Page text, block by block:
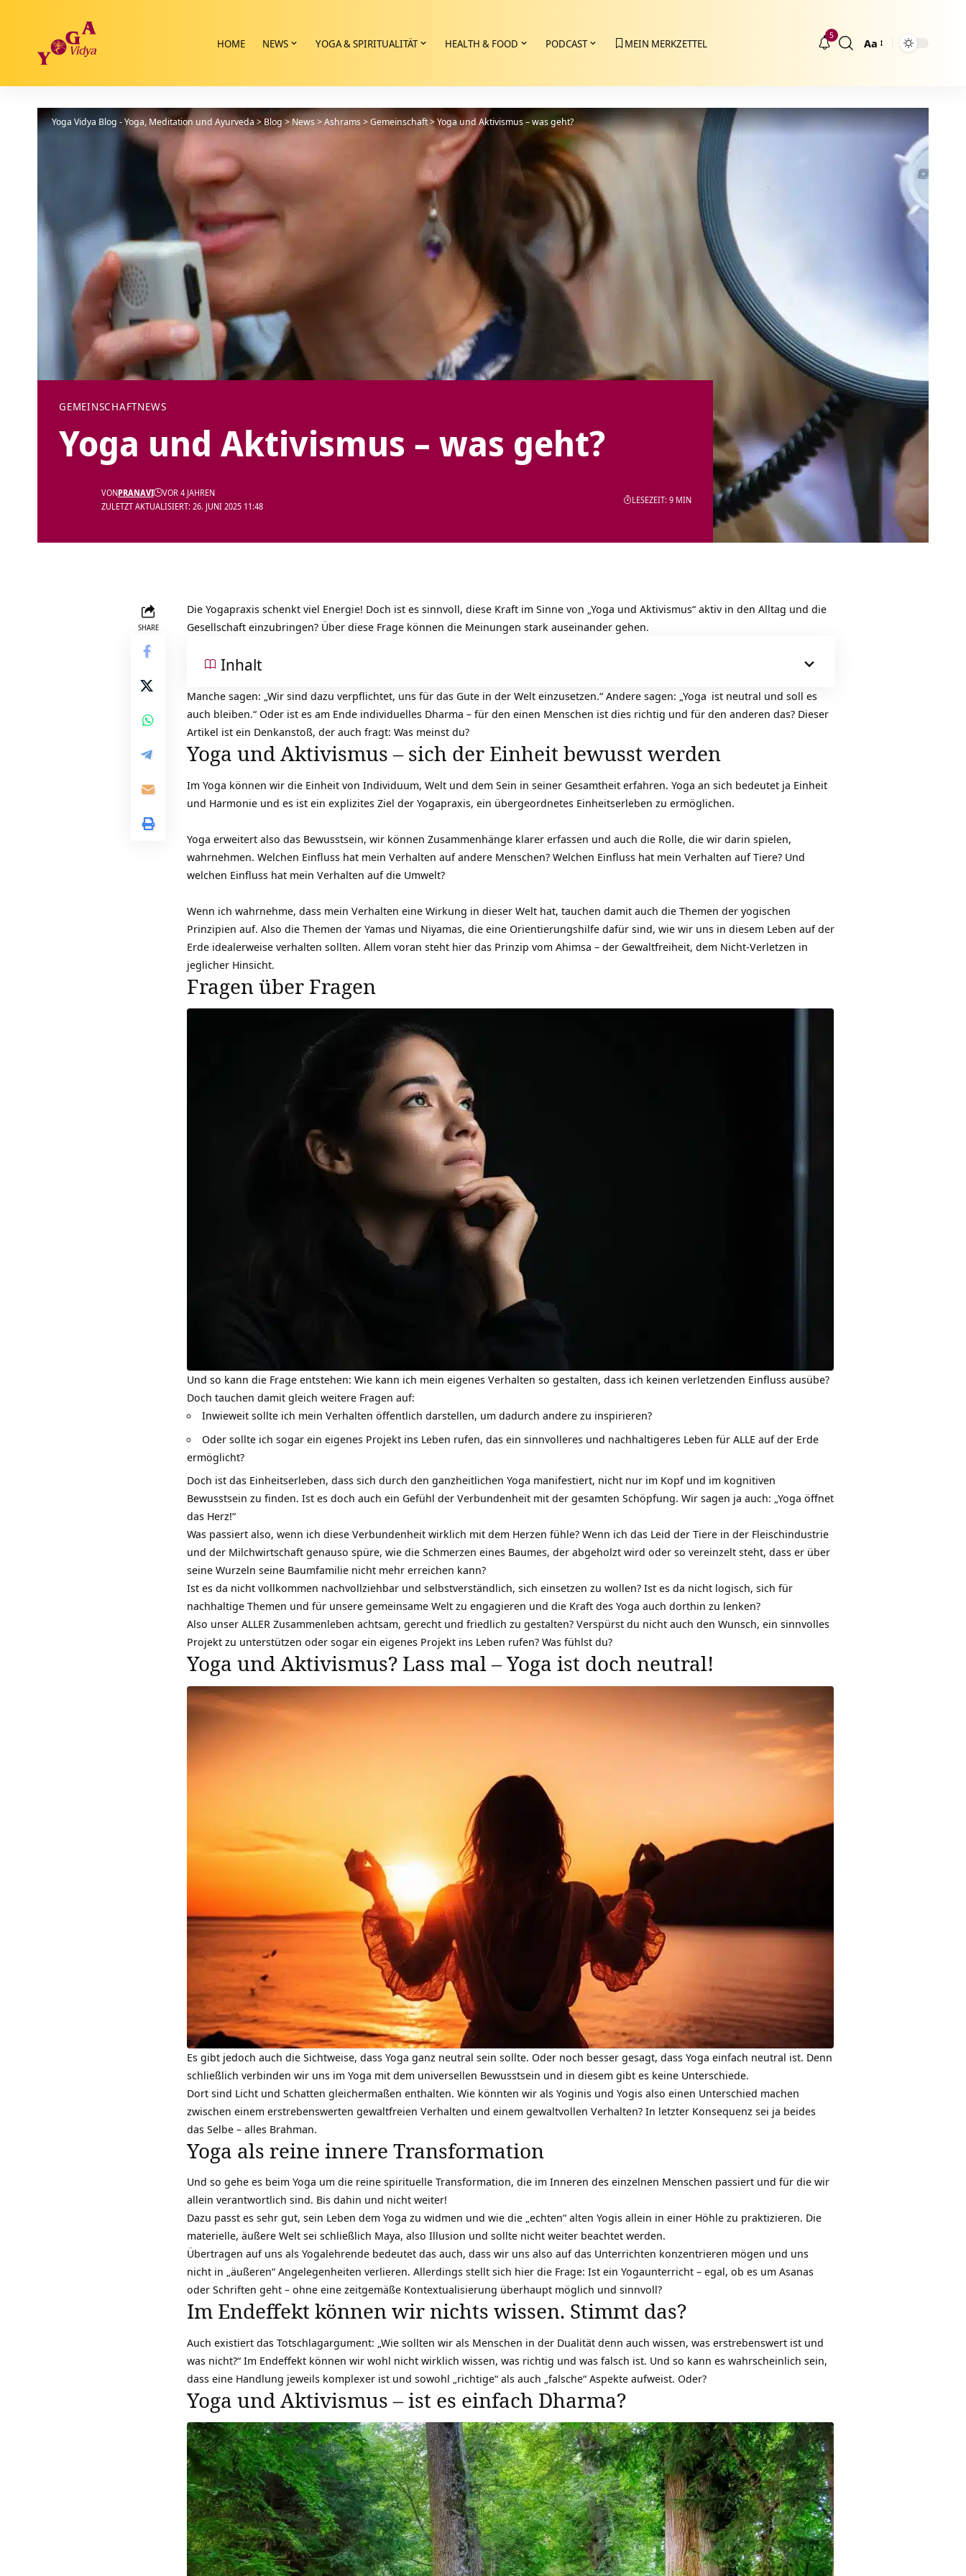
HOME NEWS YOGA & SPIRITUALITÄT HEALTH & FOOD PODCAST MEIN MERKZETTEL
5
Größenänderung
Aa
Yoga Vidya Blog - Yoga, Meditation und Ayurveda>Blog>News>Ashrams>Gemeinschaft>Yoga und Aktivismus – was geht?
GEMEINSCHAFTNEWS
Yoga und Aktivismus – was geht?
ZULETZT AKTUALISIERT: 26. JUNI 2025 11:48
VONPRANAVI VOR 4 JAHREN
LESEZEIT: 9 MIN
SHARE
Die Yogapraxis schenkt viel Energie! Doch ist es sinnvoll, diese Kraft im Sinne von „Yoga und Aktivismus“ aktiv in den Alltag und die
Gesellschaft einzubringen? Über diese Frage können die Meinungen stark auseinander gehen.
Inhalt
Manche sagen: „Wir sind dazu verpflichtet, uns für das Gute in der Welt einzusetzen.“ Andere sagen: „Yoga ist neutral und soll es
auch bleiben.“ Oder ist es am Ende individuelles Dharma – für den einen Menschen ist dies richtig und für den anderen das? Dieser
Artikel ist ein Denkanstoß, der auch fragt: Was meinst du?
Yoga und Aktivismus – sich der Einheit bewusst werden
Im Yoga können wir die Einheit von Individuum, Welt und dem Sein in seiner Gesamtheit erfahren. Yoga an sich bedeutet ja Einheit
und Harmonie und es ist ein explizites Ziel der Yogapraxis, ein übergeordnetes Einheitserleben zu ermöglichen.
Yoga erweitert also das Bewusstsein, wir können Zusammenhänge klarer erfassen und auch die Rolle, die wir darin spielen,
wahrnehmen. Welchen Einfluss hat mein Verhalten auf andere Menschen? Welchen Einfluss hat mein Verhalten auf Tiere? Und
welchen Einfluss hat mein Verhalten auf die Umwelt?
Wenn ich wahrnehme, dass mein Verhalten eine Wirkung in dieser Welt hat, tauchen damit auch die Themen der yogischen
Prinzipien auf. Also die Themen der Yamas und Niyamas, die eine Orientierungshilfe dafür sind, wie wir uns in diesem Leben auf der
Erde idealerweise verhalten sollten. Allem voran steht hier das Prinzip vom Ahimsa – der Gewaltfreiheit, dem Nicht-Verletzen in
jeglicher Hinsicht.
Fragen über Fragen
Und so kann die Frage entstehen: Wie kann ich mein eigenes Verhalten so gestalten, dass ich keinen verletzenden Einfluss ausübe?
Doch tauchen damit gleich weitere Fragen auf:
Inwieweit sollte ich mein Verhalten öffentlich darstellen, um dadurch andere zu inspirieren?
Oder sollte ich sogar ein eigenes Projekt ins Leben rufen, das ein sinnvolleres und nachhaltigeres Leben für ALLE auf der Erde
ermöglicht?
Doch ist das Einheitserleben, dass sich durch den ganzheitlichen Yoga manifestiert, nicht nur im Kopf und im kognitiven
Bewusstsein zu finden. Ist es doch auch ein Gefühl der Verbundenheit mit der gesamten Schöpfung. Wir sagen ja auch: „Yoga öffnet
das Herz!“
Was passiert also, wenn ich diese Verbundenheit wirklich mit dem Herzen fühle? Wenn ich das Leid der Tiere in der Fleischindustrie
und der Milchwirtschaft genauso spüre, wie die Schmerzen eines Baumes, der abgeholzt wird oder so vereinzelt steht, dass er über
seine Wurzeln seine Baumfamilie nicht mehr erreichen kann?
Ist es da nicht vollkommen nachvollziehbar und selbstverständlich, sich einsetzen zu wollen? Ist es da nicht logisch, sich für
nachhaltige Themen und für unsere gemeinsame Welt zu engagieren und die Kraft des Yoga auch dorthin zu lenken?
Also unser ALLER Zusammenleben achtsam, gerecht und friedlich zu gestalten? Verspürst du nicht auch den Wunsch, ein sinnvolles
Projekt zu unterstützen oder sogar ein eigenes Projekt ins Leben rufen? Was fühlst du?
Yoga und Aktivismus? Lass mal – Yoga ist doch neutral!
Es gibt jedoch auch die Sichtweise, dass Yoga ganz neutral sein sollte. Oder noch besser gesagt, dass Yoga einfach neutral ist. Denn
schließlich verbinden wir uns im Yoga mit dem universellen Bewusstsein und in diesem gibt es keine Unterschiede.
Dort sind Licht und Schatten gleichermaßen enthalten. Wie könnten wir als Yoginis und Yogis also einen Unterschied machen
zwischen einem erstrebenswerten gewaltfreien Verhalten und einem gewaltvollen Verhalten? In letzter Konsequenz sei ja beides
das Selbe – alles Brahman.
Yoga als reine innere Transformation
Und so gehe es beim Yoga um die reine spirituelle Transformation, die im Inneren des einzelnen Menschen passiert und für die wir
allein verantwortlich sind. Bis dahin und nicht weiter!
Dazu passt es sehr gut, sein Leben dem Yoga zu widmen und wie die „echten“ alten Yogis allein in einer Höhle zu praktizieren. Die
materielle, äußere Welt sei schließlich Maya, also Illusion und sollte nicht weiter beachtet werden.
Übertragen auf uns als Yogalehrende bedeutet das auch, dass wir uns also auf das Unterrichten konzentrieren mögen und uns
nicht in „äußeren“ Angelegenheiten verlieren. Allerdings stellt sich hier die Frage: Ist ein Yogaunterricht – egal, ob es um Asanas
oder Schriften geht – ohne eine zeitgemäße Kontextualisierung überhaupt möglich und sinnvoll?
Im Endeffekt können wir nichts wissen. Stimmt das?
Auch existiert das Totschlagargument: „Wie sollten wir als Menschen in der Dualität denn auch wissen, was erstrebenswert ist und
was nicht?“ Im Endeffekt können wir wohl nicht wirklich wissen, was richtig und was falsch ist. Und so kann es wahrscheinlich sein,
dass eine Handlung jeweils komplexer ist und sowohl „richtige“ als auch „falsche“ Aspekte aufweist. Oder?
Yoga und Aktivismus – ist es einfach Dharma?